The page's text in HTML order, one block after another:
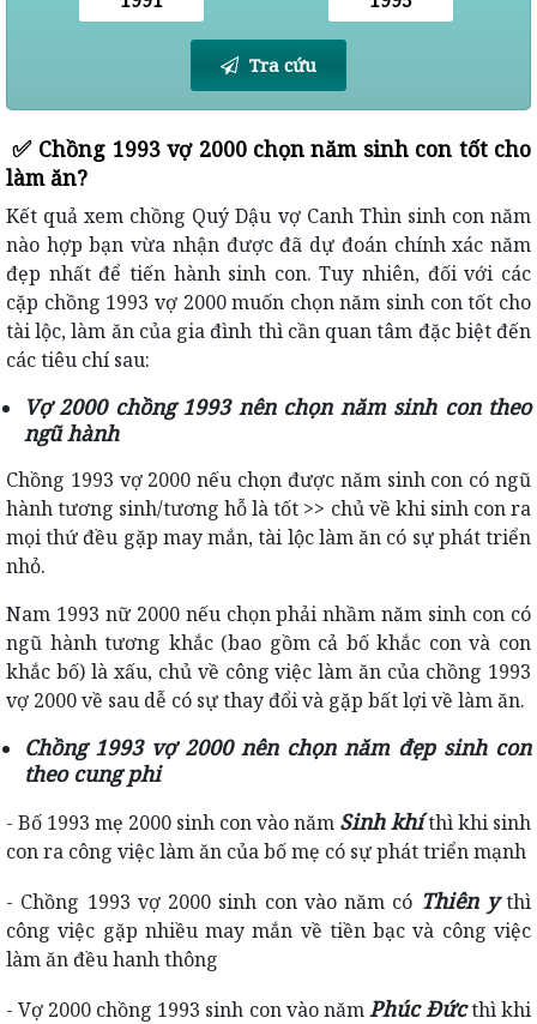
Tra cứu
✅ Chồng 1993 vợ 2000 chọn năm sinh con tốt cho
làm ăn?
Kết quả xem chồng Quý Dậu vợ Canh Thìn sinh con năm
nào hợp bạn vừa nhận được đã dự đoán chính xác năm
đẹp nhất để tiến hành sinh con. Tuy nhiên, đối với các
cặp chồng 1993 vợ 2000 muốn chọn năm sinh con tốt cho
tài lộc, làm ăn của gia đình thì cần quan tâm đặc biệt đến
các tiêu chí sau:
Vợ 2000 chồng 1993 nên chọn năm sinh con theo
ngũ hành
Chồng 1993 vợ 2000 nếu chọn được năm sinh con có ngũ
hành tương sinh/tương hỗ là tốt >> chủ về khi sinh con ra
mọi thứ đều gặp may mắn, tài lộc làm ăn có sự phát triển
nhỏ.
Nam 1993 nữ 2000 nếu chọn phải nhầm năm sinh con có
ngũ hành tương khắc (bao gồm cả bố khắc con và con
khắc bố) là xấu, chủ về công việc làm ăn của chồng 1993
vợ 2000 về sau dễ có sự thay đổi và gặp bất lợi về làm ăn.
Chồng 1993 vợ 2000 nên chọn năm đẹp sinh con
theo cung phi
- Bố 1993 mẹ 2000 sinh con vào năm Sinh khíthì khi sinh
con ra công việc làm ăn của bố mẹ có sự phát triển mạnh
- Chồng 1993 vợ 2000 sinh con vào năm có Thiên ythì
công việc gặp nhiều may mắn về tiền bạc và công việc
làm ăn đều hanh thông
- Vợ 2000 chồng 1993 sinh con vào nămPhúc Đứcthì khi